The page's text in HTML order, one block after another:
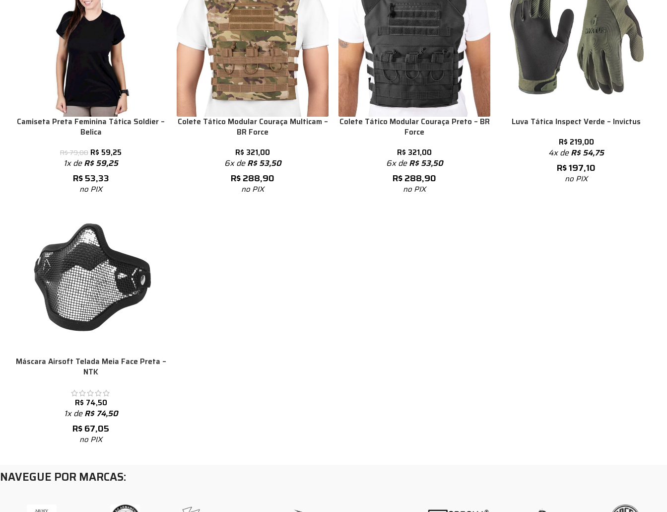
Camiseta Preta Feminina Tática Soldier –
Belica
R$79,00 R$ 59,25
1x deR$59,25
R$53,33
no PIX
Colete Tático Modular Couraça Multicam –
BR Force
R$ 321,00
6x deR$53,50
R$288,90
no PIX
Colete Tático Modular Couraça Preto – BR
Force
R$ 321,00
6x deR$53,50
R$288,90
no PIX
Luva Tática Inspect Verde – Invictus
R$ 219,00
4x deR$54,75
R$197,10
no PIX
Máscara Airsoft Telada Meia Face Preta –
NTK
R$ 74,50
1x deR$74,50
R$67,05
no PIX
NAVEGUE POR MARCAS: